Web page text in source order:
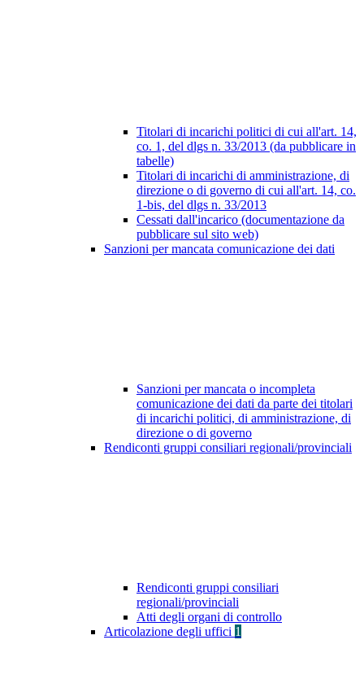
Titolari di incarichi politici di cui all'art. 14,
co. 1, del dlgs n. 33/2013 (da pubblicare in
tabelle)
Titolari di incarichi di amministrazione, di
direzione o di governo di cui all'art. 14, co.
1-bis, del dlgs n. 33/2013
Cessati dall'incarico (documentazione da
pubblicare sul sito web)
Sanzioni per mancata comunicazione dei dati
Sanzioni per mancata o incompleta
comunicazione dei dati da parte dei titolari
di incarichi politici, di amministrazione, di
direzione o di governo
Rendiconti gruppi consiliari regionali/provinciali
Rendiconti gruppi consiliari
regionali/provinciali
Atti degli organi di controllo
Articolazione degli uffici 1